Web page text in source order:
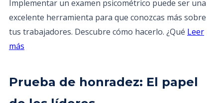
Implementar un examen psicométrico puede ser una
excelente herramienta para que conozcas más sobre
tus trabajadores. Descubre cómo hacerlo. ¿Qué Leer
más
Prueba de honradez: El papel